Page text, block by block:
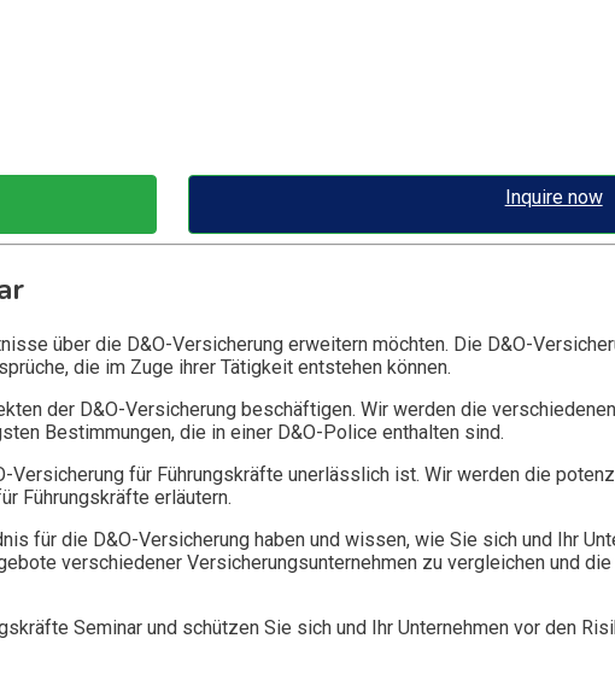
Inquire now
über die D&O-Versicherung erweitern möchten. Die D&O-
die im Zuge ihrer Tätigkeit entstehen können.
der D&O-Versicherung beschäftigen. Wir werden die
Bestimmungen, die in einer D&O-Police enthalten sind.
für Führungskräfte unerlässlich ist. Wir werden die
Führungskräfte erläutern.
für die D&O-Versicherung haben und wissen, wie Sie sich und Ihr
verschiedener Versicherungsunternehmen zu vergleichen und
Seminar und schützen Sie sich und Ihr Unternehmen vor den